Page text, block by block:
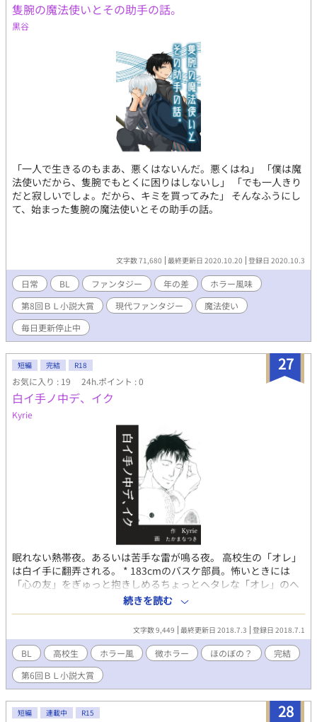
隻腕の魔法使いとその助手の話。
黒谷
「一人で生きるのもまあ、悪くはないんだ。悪くはね」 「僕は魔
法使いだから、隻腕でもとくに困りはしないし」 「でも一人きり
だと寂しいでしょ。だから、キミを買ってみた」 そんなふうにし
て、始まった隻腕の魔法使いとその助手の話。
文字数 71,680 最終更新日 2020.10.20 登録日 2020.10.3
日常 BL ファンタジー 年の差
ホラー風味
第8回ＢＬ小説大賞
現代ファンタジー
魔法使い
毎日更新停止中
27
短編 完結 R18
お気に入り : 19 24h.ポイント : 0
白イ手ノ中デ、イク
Kyrie
眠れない熱帯夜。あるいは苦手な雷が鳴る夜。 高校生の「オレ」
は白イ手に翻弄される。 * 183cmのバスケ部員。怖いときには
「心の友」をぎゅっと抱きしめるちょっとヘタレな「オレ」のへ
なちょこちょいホラー風味。 * 表紙 たかまなつきさん
http://mecuru.jp/illust/21804 * 2017年 fujossy 〜Summer
Love〜真夏のBL短編小説コンテスト 参加作品 * 他サイトにも掲
載。
続きを読む
文字数 9,449 最終更新日 2018.7.3 登録日 2018.7.1
BL 高校生 ホラー風 微ホラー ほのぼの？
完結
第6回ＢＬ小説大賞
28
短編 連載中 R15